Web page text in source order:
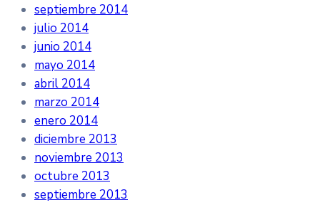
septiembre 2014
julio 2014
junio 2014
mayo 2014
abril 2014
marzo 2014
enero 2014
diciembre 2013
noviembre 2013
octubre 2013
septiembre 2013